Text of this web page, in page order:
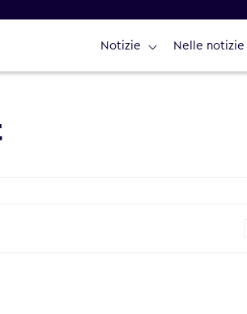
Notizie Nelle notizie